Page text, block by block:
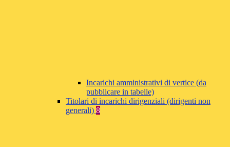
Incarichi amministrativi di vertice (da
pubblicare in tabelle)
Titolari di incarichi dirigenziali (dirigenti non
generali) 8